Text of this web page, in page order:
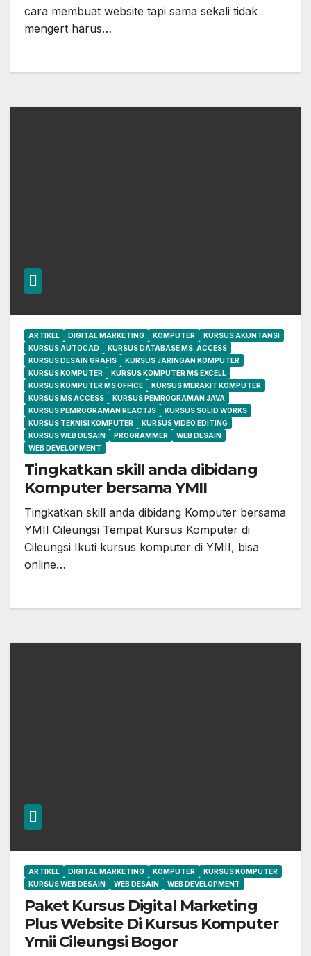
cara membuat website tapi sama sekali tidak
mengert harus…
ARTIKEL DIGITAL MARKETING KOMPUTER
KURSUS AKUNTANSI
KURSUS AUTOCAD
KURSUS DATABASE MS. ACCESS
KURSUS DESAIN GRAFIS
KURSUS JARINGAN KOMPUTER
KURSUS KOMPUTER
KURSUS KOMPUTER MS EXCELL
KURSUS KOMPUTER MS OFFICE
KURSUS MERAKIT KOMPUTER
KURSUS MS ACCESS
KURSUS PEMROGRAMAN JAVA
KURSUS PEMROGRAMAN REACTJS
KURSUS SOLID WORKS
KURSUS TEKNISI KOMPUTER
KURSUS VIDEO EDITING
KURSUS WEB DESAIN
PROGRAMMER
WEB DESAIN
WEB DEVELOPMENT
Tingkatkan skill anda dibidang
Komputer bersama YMII
Tingkatkan skill anda dibidang Komputer bersama
YMII Cileungsi Tempat Kursus Komputer di
Cileungsi Ikuti kursus komputer di YMII, bisa
online…
ARTIKEL DIGITAL MARKETING KOMPUTER
KURSUS KOMPUTER
KURSUS WEB DESAIN
WEB DESAIN WEB DEVELOPMENT
Paket Kursus Digital Marketing
Plus Website Di Kursus Komputer
Ymii Cileungsi Bogor